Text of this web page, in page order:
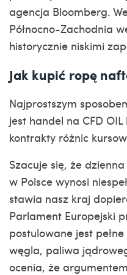
agencja Bloomberg.
Północno-Zachodnia
historycznie niskimi
Jak kupić ropę
Najprostszym
jest handel na CFD OIL
kontrakty różnic
Szacuje się, że
w Polsce wynosi
stawia nasz kraj
Parlament Europejski
postulowane jest
węgla, paliwa
ocenia, że